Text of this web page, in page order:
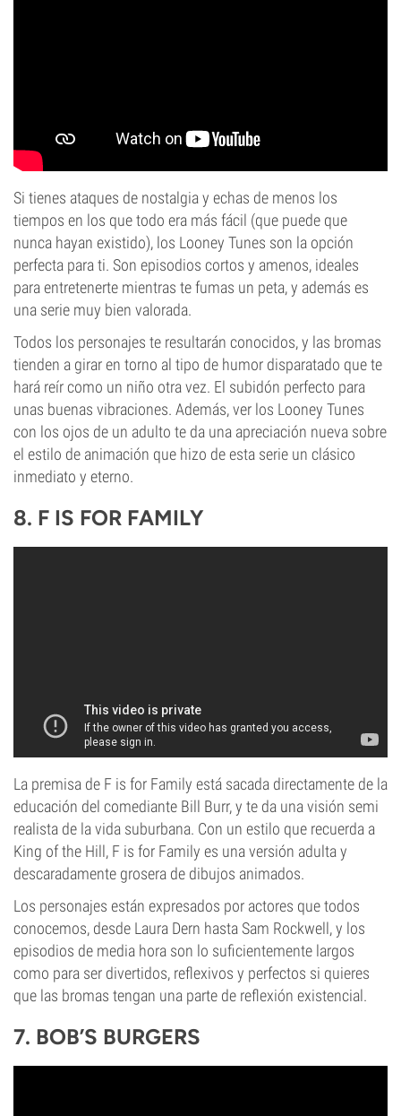
Si tienes ataques de nostalgia y echas de menos los
tiempos en los que todo era más fácil (que puede que
nunca hayan existido), los Looney Tunes son la opción
perfecta para ti. Son episodios cortos y amenos, ideales
para entretenerte mientras te fumas un peta, y además es
una serie muy bien valorada.
Todos los personajes te resultarán conocidos, y las bromas
tienden a girar en torno al tipo de humor disparatado que te
hará reír como un niño otra vez. El subidón perfecto para
unas buenas vibraciones. Además, ver los Looney Tunes
con los ojos de un adulto te da una apreciación nueva sobre
el estilo de animación que hizo de esta serie un clásico
inmediato y eterno.
8. F IS FOR FAMILY
La premisa de F is for Family está sacada directamente de la
educación del comediante Bill Burr, y te da una visión semi
realista de la vida suburbana. Con un estilo que recuerda a
King of the Hill, F is for Family es una versión adulta y
descaradamente grosera de dibujos animados.
Los personajes están expresados por actores que todos
conocemos, desde Laura Dern hasta Sam Rockwell, y los
episodios de media hora son lo suficientemente largos
como para ser divertidos, reflexivos y perfectos si quieres
que las bromas tengan una parte de reflexión existencial.
7. BOB’S BURGERS